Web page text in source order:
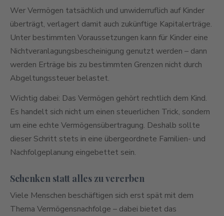
Wer Vermögen tatsächlich und unwiderruflich auf Kinder
überträgt, verlagert damit auch zukünftige Kapitalerträge.
Unter bestimmten Voraussetzungen kann für Kinder eine
Nichtveranlagungsbescheinigung genutzt werden – dann
werden Erträge bis zu bestimmten Grenzen nicht durch
Abgeltungssteuer belastet.
Wichtig dabei: Das Vermögen gehört rechtlich dem Kind.
Es handelt sich nicht um einen steuerlichen Trick, sondern
um eine echte Vermögensübertragung. Deshalb sollte
dieser Schritt stets in eine übergeordnete Familien- und
Nachfolgeplanung eingebettet sein.
Schenken statt alles zu vererben
Viele Menschen beschäftigen sich erst spät mit dem
Thema Vermögensnachfolge – dabei bietet das